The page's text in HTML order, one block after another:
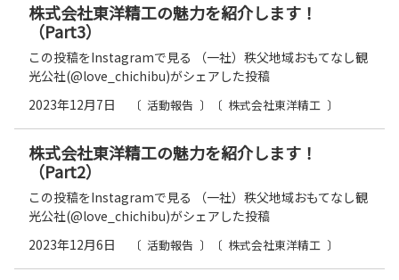
2023年12月7日 活動報告 株式会社東洋精工
株式会社東洋精工の魅力を紹介します！
（Part3）
この投稿をInstagramで見る （一社）秩父地域おもてなし観
光公社(@love_chichibu)がシェアした投稿
2023年12月6日 活動報告 株式会社東洋精工
株式会社東洋精工の魅力を紹介します！
（Part2）
この投稿をInstagramで見る （一社）秩父地域おもてなし観
光公社(@love_chichibu)がシェアした投稿